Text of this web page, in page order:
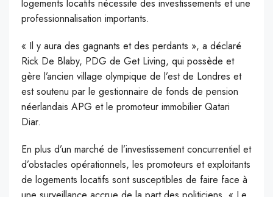
logements locatifs nécessite des investissements et une
professionnalisation importants.
« Il y aura des gagnants et des perdants », a déclaré
Rick De Blaby, PDG de Get Living, qui possède et
gère l’ancien village olympique de l’est de Londres et
est soutenu par le gestionnaire de fonds de pension
néerlandais APG et le promoteur immobilier Qatari
Diar.
En plus d’un marché de l’investissement concurrentiel et
d’obstacles opérationnels, les promoteurs et exploitants
de logements locatifs sont susceptibles de faire face à